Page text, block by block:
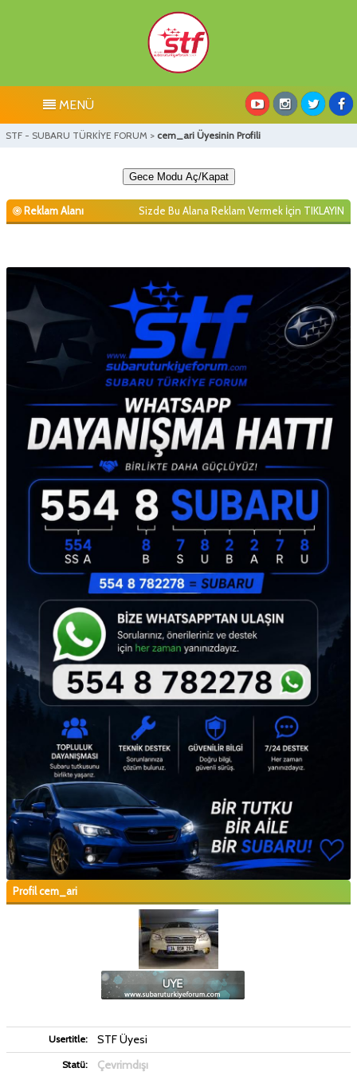
MENÜ
STF - SUBARU TÜRKİYE FORUM > cem_ari Üyesinin Profili
Gece Modu Aç/Kapat
Reklam Alanı Sizde Bu Alana Reklam Vermek İçin TIKLAYIN
Profil cem_ari
Usertitle: STF Üyesi
Statü: Çevrimdışı